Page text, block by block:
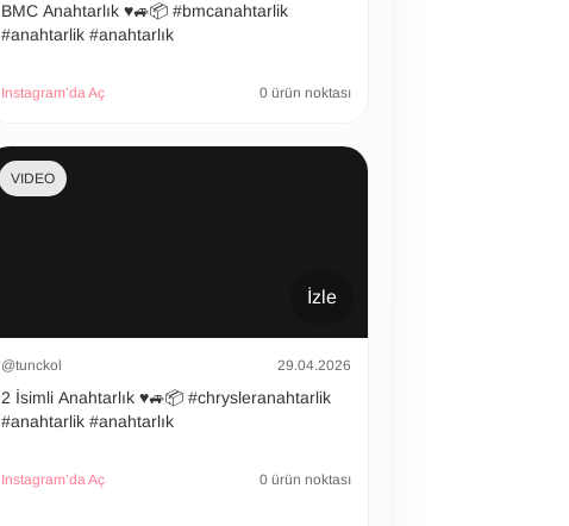
BMC Anahtarlık ♥️🚙📦 #bmcanahtarlik
#anahtarlik #anahtarlık
Instagram’da Aç 0 ürün noktası
İzle
VIDEO
@tunckol 29.04.2026
2 İsimli Anahtarlık ♥️🚙📦 #chrysleranahtarlik
#anahtarlik #anahtarlık
Instagram’da Aç 0 ürün noktası